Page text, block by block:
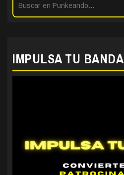
IMPULSA TU BANDA